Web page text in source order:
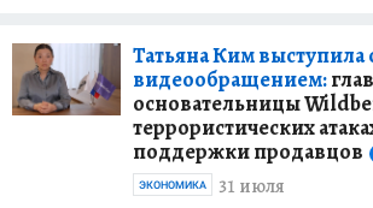
Татьяна Ким выступила
видеообращением:
основательницы
террористических
поддержки продавцов
31 июля
ЭКОНОМИКА